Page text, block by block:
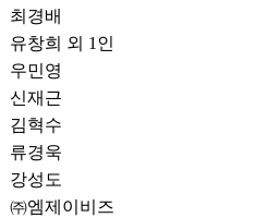
최경배
유창희 외 1인
우민영
신재근
김혁수
류경욱
강성도
㈜엠제이비즈